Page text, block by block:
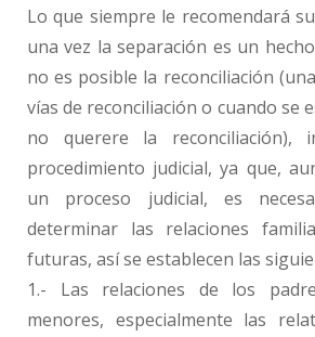
Lo que siempre le recomendará
una vez la separación es un
no es posible la reconciliación
vías de reconciliación o cuando se
no querere la reconciliación),
procedimiento judicial, ya que,
un proceso judicial, es
determinar las relaciones
futuras, así se establecen las
1.- Las relaciones de los
menores, especialmente las